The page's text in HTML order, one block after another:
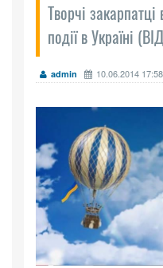
Творчі
події в Україні
admin 10.06.2014 17:58